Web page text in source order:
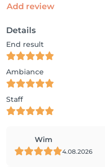
Add review
Details
End result
Ambiance
Staff
Wim
4.08.2026